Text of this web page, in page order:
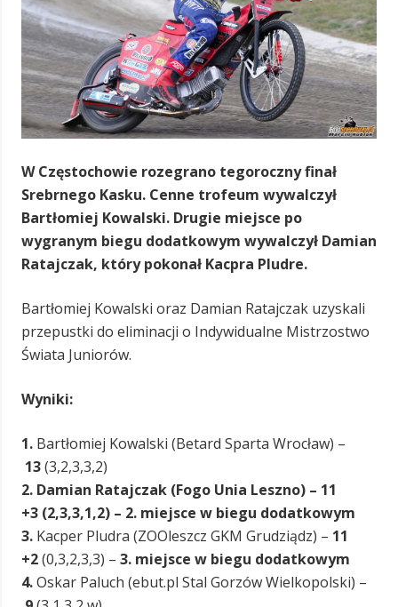
W Częstochowie rozegrano tegoroczny finał
Srebrnego Kasku. Cenne trofeum wywalczył
Bartłomiej Kowalski. Drugie miejsce po
wygranym biegu dodatkowym wywalczył Damian
Ratajczak, który pokonał Kacpra Pludre.
Bartłomiej Kowalski oraz Damian Ratajczak uzyskali
przepustki do eliminacji o Indywidualne Mistrzostwo
Świata Juniorów.
Wyniki:
1. Bartłomiej Kowalski (Betard Sparta Wrocław) –
13(3,2,3,3,2)
2. Damian Ratajczak (Fogo Unia Leszno) – 11
+3 (2,3,3,1,2) – 2. miejsce w biegu dodatkowym
3. Kacper Pludra (ZOOleszcz GKM Grudziądz) – 11
+2(0,3,2,3,3) – 3. miejsce w biegu dodatkowym
4.Oskar Paluch (ebut.pl Stal Gorzów Wielkopolski) –